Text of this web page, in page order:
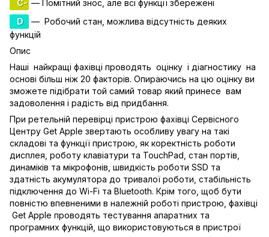
C- — Помітний знос, але всі функції збережені
D
— Робочий стан, можлива відсутність деяких
функцій
Опис
Наші найкращі фахівці проводять оцінку і діагностику на
основі більш ніж 20 факторів. Опираючись на цю оцінку ви
зможете підібрати той самий товар який принесе вам
задоволення і радість від придбання.
При ретельній перевірці пристрою фахівці Сервісного
Центру Get Apple звертають особливу увагу на такі
складові та функції пристрою, як коректність роботи
дисплея, роботу клавіатури та TouchPad, стан портів,
динаміків та мікрофонів, швидкість роботи SSD та
здатність акумулятора до тривалої роботи, стабільність
підключення до Wi-Fi та Bluetooth. Крім того, щоб бути
повністю впевненими в належній роботі пристрою, фахівці
Get Apple проводять тестування апаратних та
програмних функцій, що використовуються в пристрої